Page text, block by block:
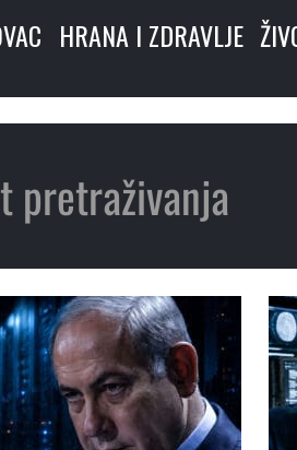
HRANA I ZDRAVLJE
pretraživanja